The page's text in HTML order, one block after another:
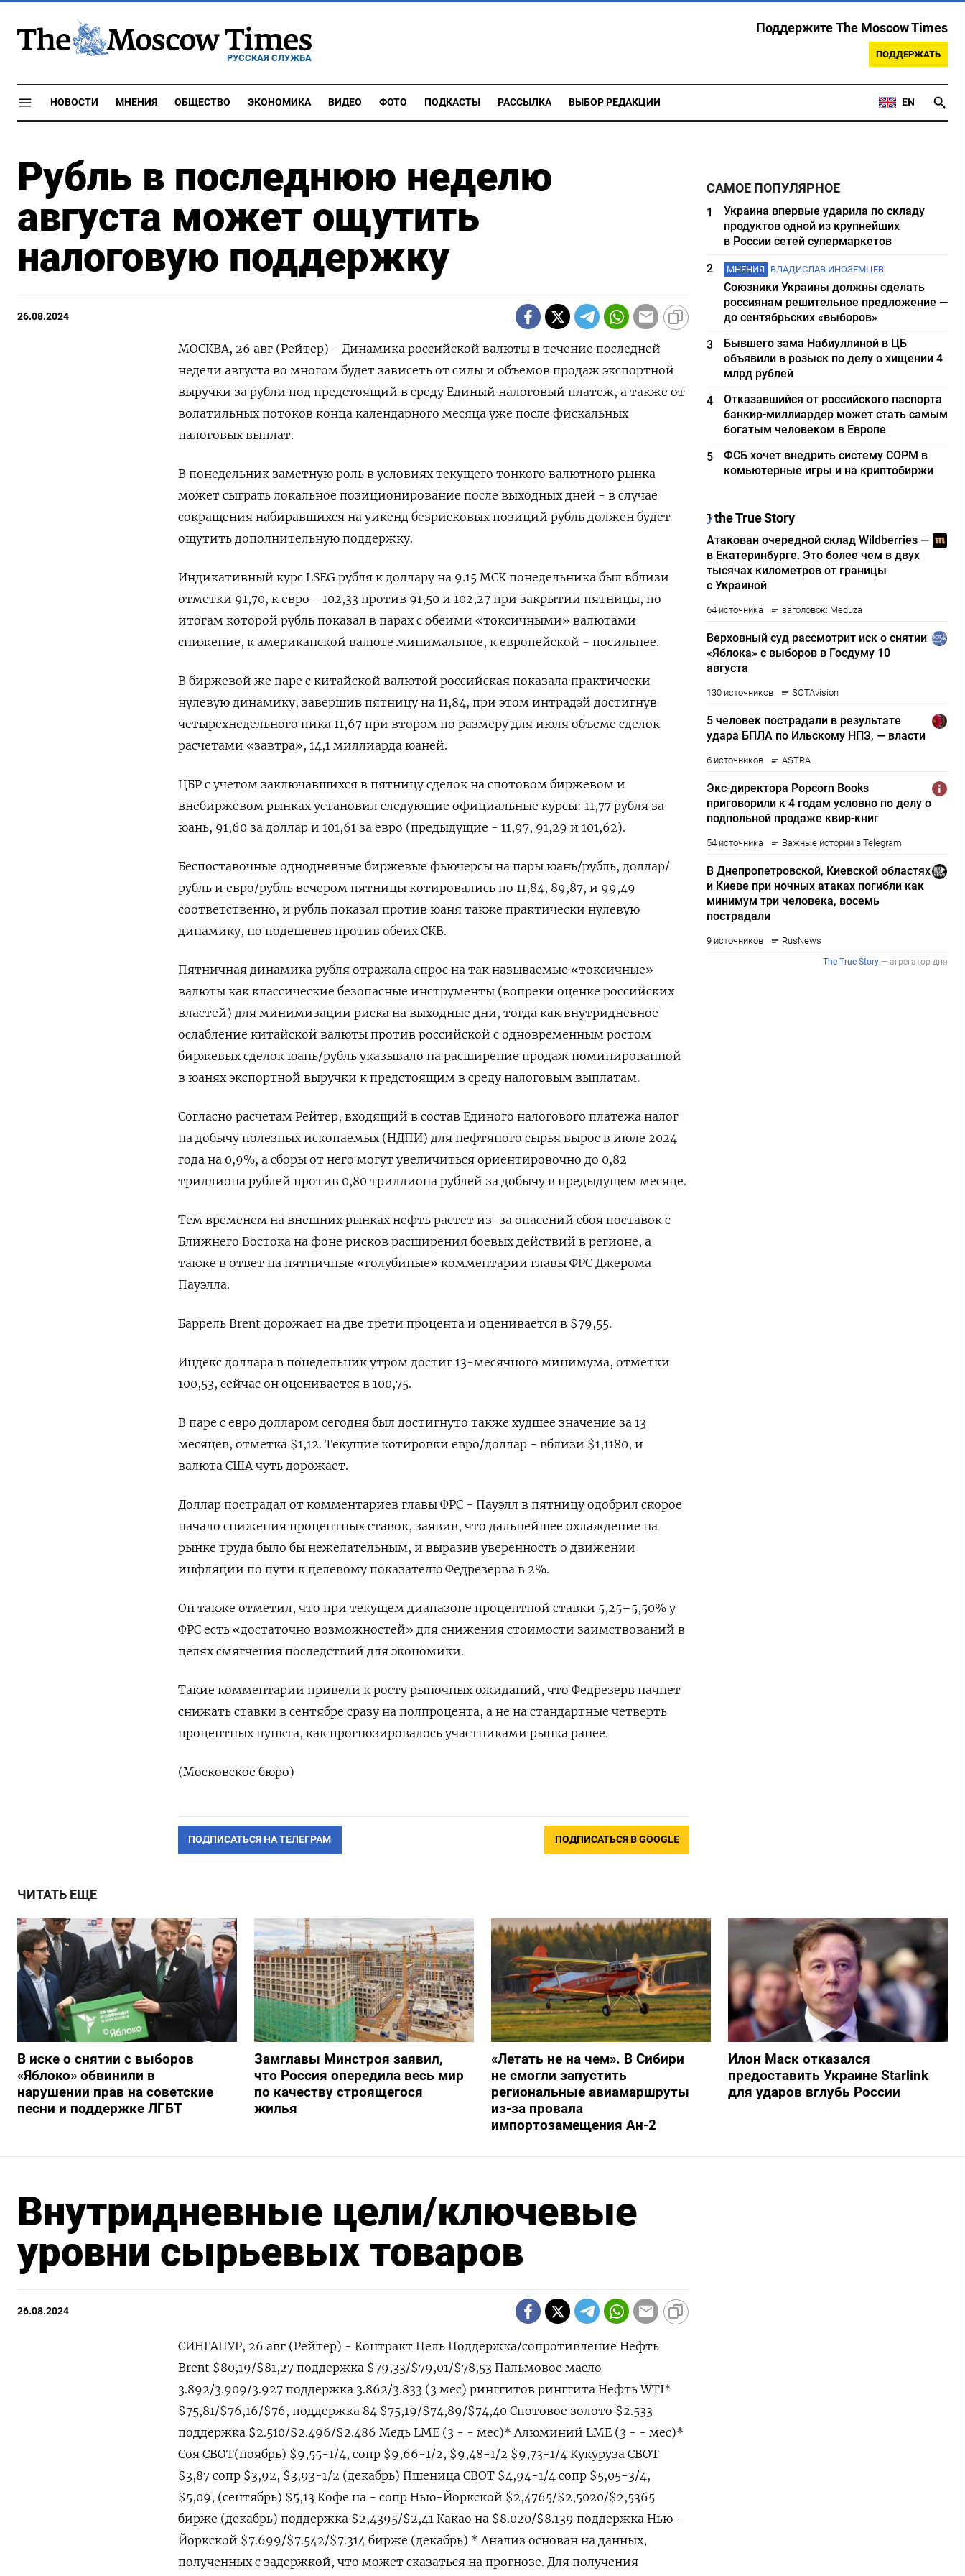
РУССКАЯ СЛУЖБА
Поддержите The Moscow Times
ПОДДЕРЖАТЬ
НОВОСТИ МНЕНИЯ ОБЩЕСТВО ЭКОНОМИКА ВИДЕО ФОТО ПОДКАСТЫ РАССЫЛКА ВЫБОР РЕДАКЦИИ EN
Рубль в последнюю неделю
августа может ощутить
налоговую поддержку
26.08.2024
МОСКВА, 26 авг (Рейтер) - Динамика российской валюты в течение последней
недели августа во многом будет зависеть от силы и объемов продаж экспортной
выручки за рубли под предстоящий в среду Единый налоговый платеж, а также от
волатильных потоков конца календарного месяца уже после фискальных
налоговых выплат.
В понедельник заметную роль в условиях текущего тонкого валютного рынка
может сыграть локальное позиционирование после выходных дней - в случае
сокращения набиравшихся на уикенд безрисковых позиций рубль должен будет
ощутить дополнительную поддержку.
Индикативный курс LSEG рубля к доллару на 9.15 МСК понедельника был вблизи
отметки 91,70, к евро - 102,33 против 91,50 и 102,27 при закрытии пятницы, по
итогам которой рубль показал в парах с обеими «токсичными» валютами
снижение, к американской валюте минимальное, к европейской - посильнее.
В биржевой же паре с китайской валютой российская показала практически
нулевую динамику, завершив пятницу на 11,84, при этом интрадэй достигнув
четырехнедельного пика 11,67 при втором по размеру для июля объеме сделок
расчетами «завтра», 14,1 миллиарда юаней.
ЦБР с учетом заключавшихся в пятницу сделок на спотовом биржевом и
внебиржевом рынках установил следующие официальные курсы: 11,77 рубля за
юань, 91,60 за доллар и 101,61 за евро (предыдущие - 11,97, 91,29 и 101,62).
Беспоставочные однодневные биржевые фьючерсы на пары юань/рубль, доллар/
рубль и евро/рубль вечером пятницы котировались по 11,84, 89,87, и 99,49
соответственно, и рубль показал против юаня также практически нулевую
динамику, но подешевев против обеих СКВ.
Пятничная динамика рубля отражала спрос на так называемые «токсичные»
валюты как классические безопасные инструменты (вопреки оценке российских
властей) для минимизации риска на выходные дни, тогда как внутридневное
ослабление китайской валюты против российской с одновременным ростом
биржевых сделок юань/рубль указывало на расширение продаж номинированной
в юанях экспортной выручки к предстоящим в среду налоговым выплатам.
Согласно расчетам Рейтер, входящий в состав Единого налогового платежа налог
на добычу полезных ископаемых (НДПИ) для нефтяного сырья вырос в июле 2024
года на 0,9%, а сборы от него могут увеличиться ориентировочно до 0,82
триллиона рублей против 0,80 триллиона рублей за добычу в предыдущем месяце.
Тем временем на внешних рынках нефть растет из-за опасений сбоя поставок с
Ближнего Востока на фоне рисков расширения боевых действий в регионе, а
также в ответ на пятничные «голубиные» комментарии главы ФРС Джерома
Пауэлла.
Баррель Brent дорожает на две трети процента и оценивается в $79,55.
Индекс доллара в понедельник утром достиг 13-месячного минимума, отметки
100,53, сейчас он оценивается в 100,75.
В паре с евро долларом сегодня был достигнуто также худшее значение за 13
месяцев, отметка $1,12. Текущие котировки евро/доллар - вблизи $1,1180, и
валюта США чуть дорожает.
Доллар пострадал от комментариев главы ФРС - Пауэлл в пятницу одобрил скорое
начало снижения процентных ставок, заявив, что дальнейшее охлаждение на
рынке труда было бы нежелательным, и выразив уверенность о движении
инфляции по пути к целевому показателю Федрезерва в 2%.
Он также отметил, что при текущем диапазоне процентной ставки 5,25–5,50% у
ФРС есть «достаточно возможностей» для снижения стоимости заимствований в
целях смягчения последствий для экономики.
Такие комментарии привели к росту рыночных ожиданий, что Федрезерв начнет
снижать ставки в сентябре сразу на полпроцента, а не на стандартные четверть
процентных пункта, как прогнозировалось участниками рынка ранее.
(Московское бюро)
ПОДПИСАТЬСЯ НА ТЕЛЕГРАМ ПОДПИСАТЬСЯ В GOOGLE
САМОЕ ПОПУЛЯРНОЕ
1
Украина впервые ударила по складу
продуктов одной из крупнейших
в России сетей супермаркетов
2
МНЕНИЯ ВЛАДИСЛАВ ИНОЗЕМЦЕВ
Союзники Украины должны сделать
россиянам решительное предложение —
до сентябрьских «выборов»
3
Бывшего зама Набиуллиной в ЦБ
объявили в розыск по делу о хищении 4
млрд рублей
4
Отказавшийся от российского паспорта
банкир-миллиардер может стать самым
богатым человеком в Европе
5
ФСБ хочет внедрить систему СОРМ в
комьютерные игры и на криптобиржи
ЧИТАТЬ ЕЩЕ
В иске о снятии с выборов
«Яблоко» обвинили в
нарушении прав на советские
песни и поддержке ЛГБТ
Замглавы Минстроя заявил,
что Россия опередила весь мир
по качеству строящегося
жилья
«Летать не на чем». В Сибири
не смогли запустить
региональные авиамаршруты
из-за провала
импортозамещения Ан-2
Илон Маск отказался
предоставить Украине Starlink
для ударов вглубь России
Внутридневные цели/ключевые
уровни сырьевых товаров
26.08.2024
СИНГАПУР, 26 авг (Рейтер) - Контракт Цель Поддержка/сопротивление Нефть
Brent $80,19/$81,27 поддержка $79,33/$79,01/$78,53 Пальмовое масло
3.892/3.909/3.927 поддержка 3.862/3.833 (3 мес) ринггитов ринггита Нефть WTI*
$75,81/$76,16/$76, поддержка 84 $75,19/$74,89/$74,40 Спотовое золото $2.533
поддержка $2.510/$2.496/$2.486 Медь LME (3 - - мес)* Алюминий LME (3 - - мес)*
Соя CBOT(ноябрь) $9,55-1/4, сопр $9,66-1/2, $9,48-1/2 $9,73-1/4 Кукуруза CBOT
$3,87 сопр $3,92, $3,93-1/2 (декабрь) Пшеница CBOT $4,94-1/4 сопр $5,05-3/4,
$5,09, (сентябрь) $5,13 Кофе на - сопр Нью-Йоркской $2,4765/$2,5020/$2,5365
бирже (декабрь) поддержка $2,4395/$2,41 Какао на $8.020/$8.139 поддержка Нью-
Йоркской $7.699/$7.542/$7.314 бирже (декабрь) * Анализ основан на данных,
полученных с задержкой, что может сказаться на прогнозе. Для получения